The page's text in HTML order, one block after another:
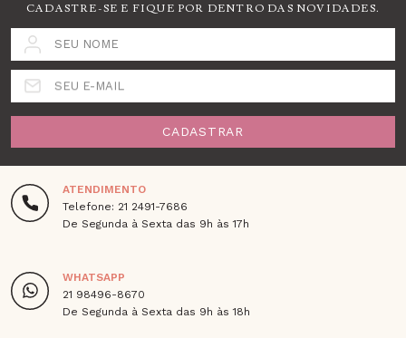
CADASTRE-SE E FIQUE POR DENTRO DAS NOVIDADES.
SEU NOME
SEU E-MAIL
CADASTRAR
ATENDIMENTO
Telefone: 21 2491-7686
De Segunda à Sexta das 9h às 17h
WHATSAPP
21 98496-8670
De Segunda à Sexta das 9h às 18h